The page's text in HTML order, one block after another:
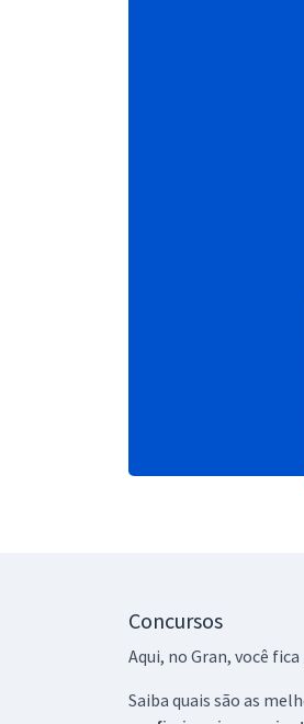
Concursos
Aqui, no Gran, você
Saiba quais são as